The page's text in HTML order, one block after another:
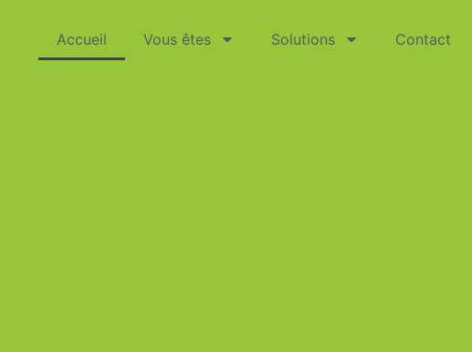
Accueil Vous êtes Solutions Contact